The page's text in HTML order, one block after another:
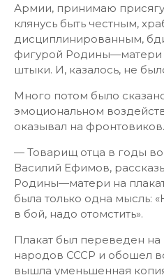
Армии, принимаю
клянусь быть честным,
дисциплинированным,
фигурой
штыки. И, казалось, не
Много потом было
эмоциональном
оказывал на фронтовиков.
— Товарищ отца в годы
Василий Ефимов,
Родины—матери на
была только одна мысль:
в бой, надо отомстить».
Плакат был переведен на
народов СССР и обошел
вышла уменьшенная